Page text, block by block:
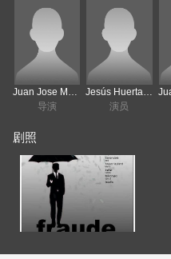
导演
演员
剧照